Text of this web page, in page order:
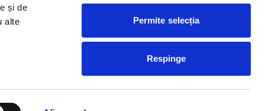
și de
alte
Permite selecția
Respinge
Duplicare bilete